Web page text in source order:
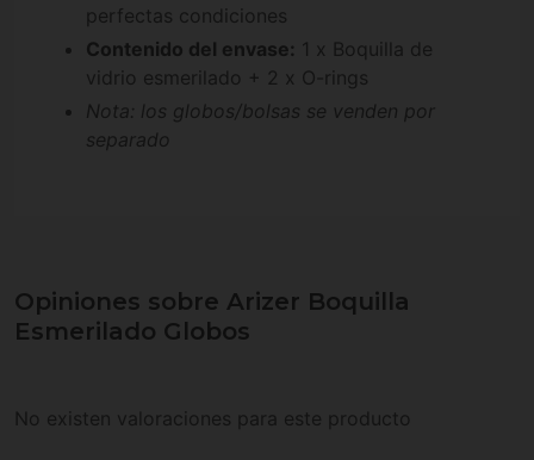
perfectas condiciones
Contenido del envase: 1 x Boquilla de
vidrio esmerilado + 2 x O-rings
Nota: los globos/bolsas se venden por
separado
Opiniones sobre Arizer Boquilla
Esmerilado Globos
No existen valoraciones para este producto